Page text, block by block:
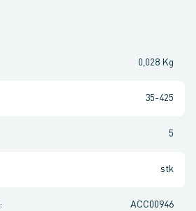
0,028 Kg
35-425
5
stk
: ACC00946